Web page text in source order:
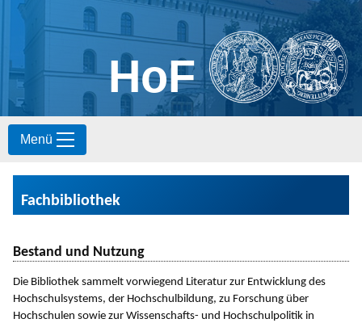
HoF
Menü
Fachbibliothek
Bestand und Nutzung
Die Bibliothek sammelt vorwiegend Literatur zur Entwicklung des
Hochschulsystems, der Hochschulbildung, zu Forschung über
Hochschulen sowie zur Wissenschafts- und Hochschulpolitik in